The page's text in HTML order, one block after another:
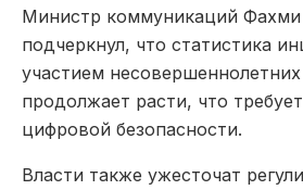
Министр коммуникаций
подчеркнул, что статистика
участием
продолжает расти, что
цифровой безопасности.
Власти также ужесточат